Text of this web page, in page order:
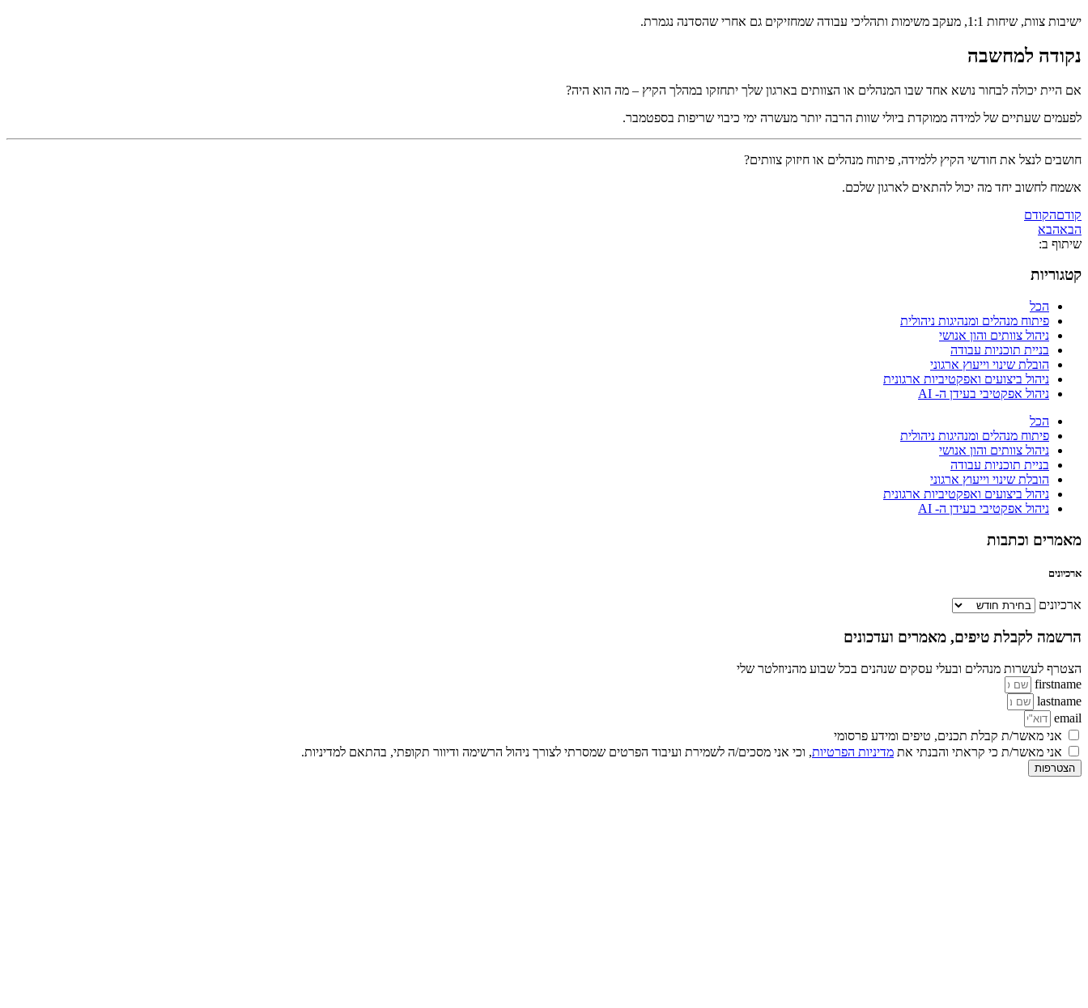
ישיבות צוות, שיחות 1:1, מעקב משימות ותהליכי עבודה שמחזיקים גם אחרי שהסדנה נגמרת.
נקודה למחשבה
אם היית יכולה לבחור נושא אחד שבו המנהלים או הצוותים בארגון שלך יתחזקו במהלך הקיץ – מה הוא היה?
לפעמים שעתיים של למידה ממוקדת ביולי שוות הרבה יותר מעשרה ימי כיבוי שריפות בספטמבר.
חושבים לנצל את חודשי הקיץ ללמידה, פיתוח מנהלים או חיזוק צוותים?
אשמח לחשוב יחד מה יכול להתאים לארגון שלכם.
קודםהקודם
הבאהבא
שיתוף ב:
קטגוריות
הכל
פיתוח מנהלים ומנהיגות ניהולית
ניהול צוותים והון אנושי
בניית תוכניות עבודה
הובלת שינוי וייעוץ ארגוני
ניהול ביצועים ואפקטיביות ארגונית
ניהול אפקטיבי בעידן ה- AI
הכל
פיתוח מנהלים ומנהיגות ניהולית
ניהול צוותים והון אנושי
בניית תוכניות עבודה
הובלת שינוי וייעוץ ארגוני
ניהול ביצועים ואפקטיביות ארגונית
ניהול אפקטיבי בעידן ה- AI
מאמרים וכתבות
ארכיונים
ארכיונים
הרשמה לקבלת טיפים, מאמרים ועדכונים
הצטרף לעשרות מנהלים ובעלי עסקים שנהנים בכל שבוע מהניוזלטר שלי
firstname
lastname
email
אני מאשר/ת קבלת תכנים, טיפים ומידע פרסומי
אני מאשר/ת כי קראתי והבנתי את מדיניות הפרטיות, וכי אני מסכים/ה לשמירת ועיבוד הפרטים שמסרתי לצורך ניהול הרשימה ודיוור תקופתי, בהתאם למדיניות.
הצטרפות